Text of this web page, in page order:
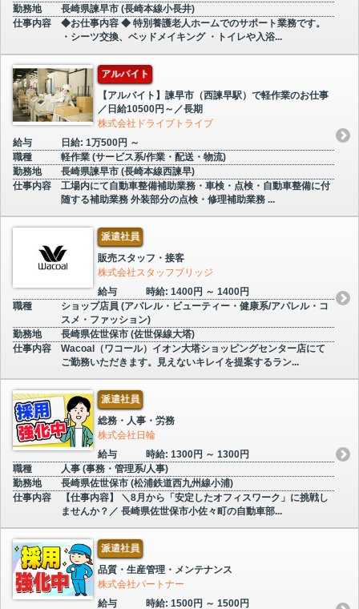
勤務地
長崎県諫早市 (長崎本線小長井)
仕事内容
◆お仕事内容 ◆ 特別養護老人ホームでのサポート業務です。
・シーツ交換、ベッドメイキング ・トイレや入浴...
アルバイト
【アルバイト】諫早市（西諫早駅）で軽作業のお仕事
／日給10500円～／長期
株式会社ドライブトライブ
給与
日給: 1万500円 ～
職種
軽作業 (サービス系/作業・配送・物流)
勤務地
長崎県諫早市 (長崎本線西諫早)
仕事内容
工場内にて自動車整備補助業務・車検・点検・自動車整備に付
随する補助業務 外装部分の点検・修理補助業務 ...
派遣社員
販売スタッフ・接客
株式会社スタッフブリッジ
給与
時給: 1400円 ～ 1400円
職種
ショップ店員 (アパレル・ビューティー・健康系/アパレル・コ
スメ・ファッション)
勤務地
長崎県佐世保市 (佐世保線大塔)
仕事内容
Wacoal（ワコール）イオン大塔ショッピングセンター店にて
ご勤務いただきます。見えないキレイを提案するラン...
派遣社員
総務・人事・労務
株式会社日輪
給与
時給: 1300円 ～ 1300円
職種
人事 (事務・管理系/人事)
勤務地
長崎県佐世保市 (松浦鉄道西九州線小浦)
仕事内容
【仕事内容】 ＼8月から「安定したオフィスワーク」に挑戦し
ませんか？／ 長崎県佐世保市小佐々町の自動車部...
派遣社員
品質・生産管理・メンテナンス
株式会社パートナー
給与
時給: 1500円 ～ 1500円